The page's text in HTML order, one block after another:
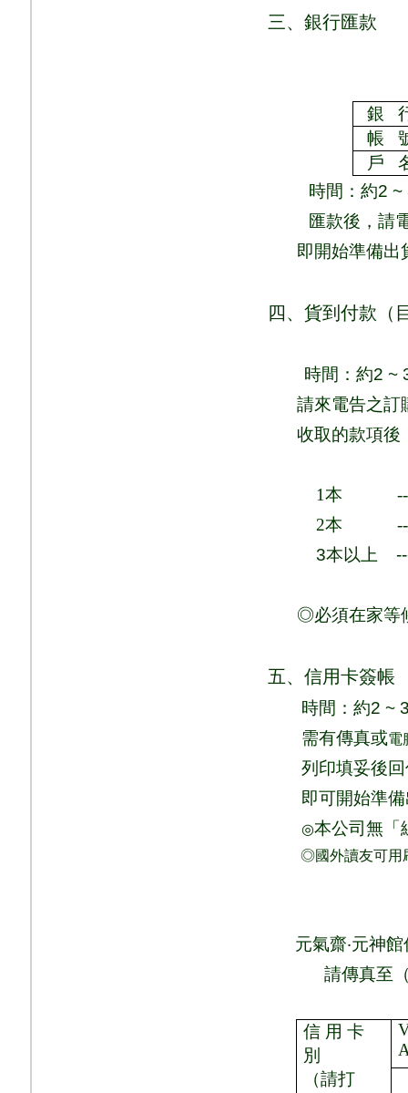
三、銀行匯款
銀
帳
戶
時間： 約2 ~
匯款後，請
即開始準備出
四、貨到付款（
時間： 約2 ~
請來電告之訂
收取的款項後
1本
2本
3本以上
◎必須在家等
五、信用卡簽帳
時間： 約2 ~
需有傳真或電
列印填妥後
即可開始準
◎本公司無「
◎國外讀友可用
元氣齋‧元神館
請傳真至
信 用 卡
別
（請打